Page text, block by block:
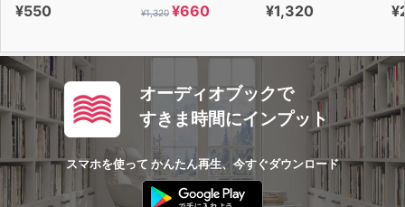
¥550 ¥1,320 ¥660 ¥1,320
オーディオブックで
すきま時間にインプット
スマホを使って かんたん再生、今すぐダウンロード